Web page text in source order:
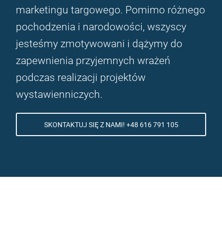
marketingu targowego. Pomimo różnego
pochodzenia i narodowości, wszyscy
jesteśmy zmotywowani i dążymy do
zapewnienia przyjemnych wrażeń
podczas realizacji projektów
wystawienniczych.
SKONTAKTUJ SIĘ Z NAMI! +48 616 791 105